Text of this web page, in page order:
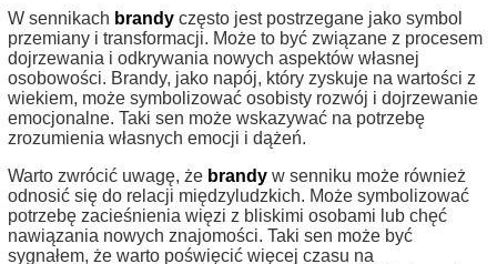
W sennikach brandy często jest postrzegane jako symbol
przemiany i transformacji. Może to być związane z procesem
dojrzewania i odkrywania nowych aspektów własnej
osobowości. Brandy, jako napój, który zyskuje na wartości z
wiekiem, może symbolizować osobisty rozwój i dojrzewanie
emocjonalne. Taki sen może wskazywać na potrzebę
zrozumienia własnych emocji i dążeń.
Warto zwrócić uwagę, że brandy w senniku może również
odnosić się do relacji międzyludzkich. Może symbolizować
potrzebę zacieśnienia więzi z bliskimi osobami lub chęć
nawiązania nowych znajomości. Taki sen może być
sygnałem, że warto poświęcić więcej czasu na